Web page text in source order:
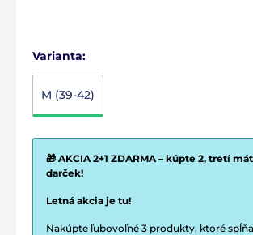
Varianta:
M (39-42)
🎁 AKCIA 2+1 ZDARMA – kúpte 2, tretí
darček!
Letná akcia je tu!
Nakúpte ľubovoľné 3 produkty, ktoré